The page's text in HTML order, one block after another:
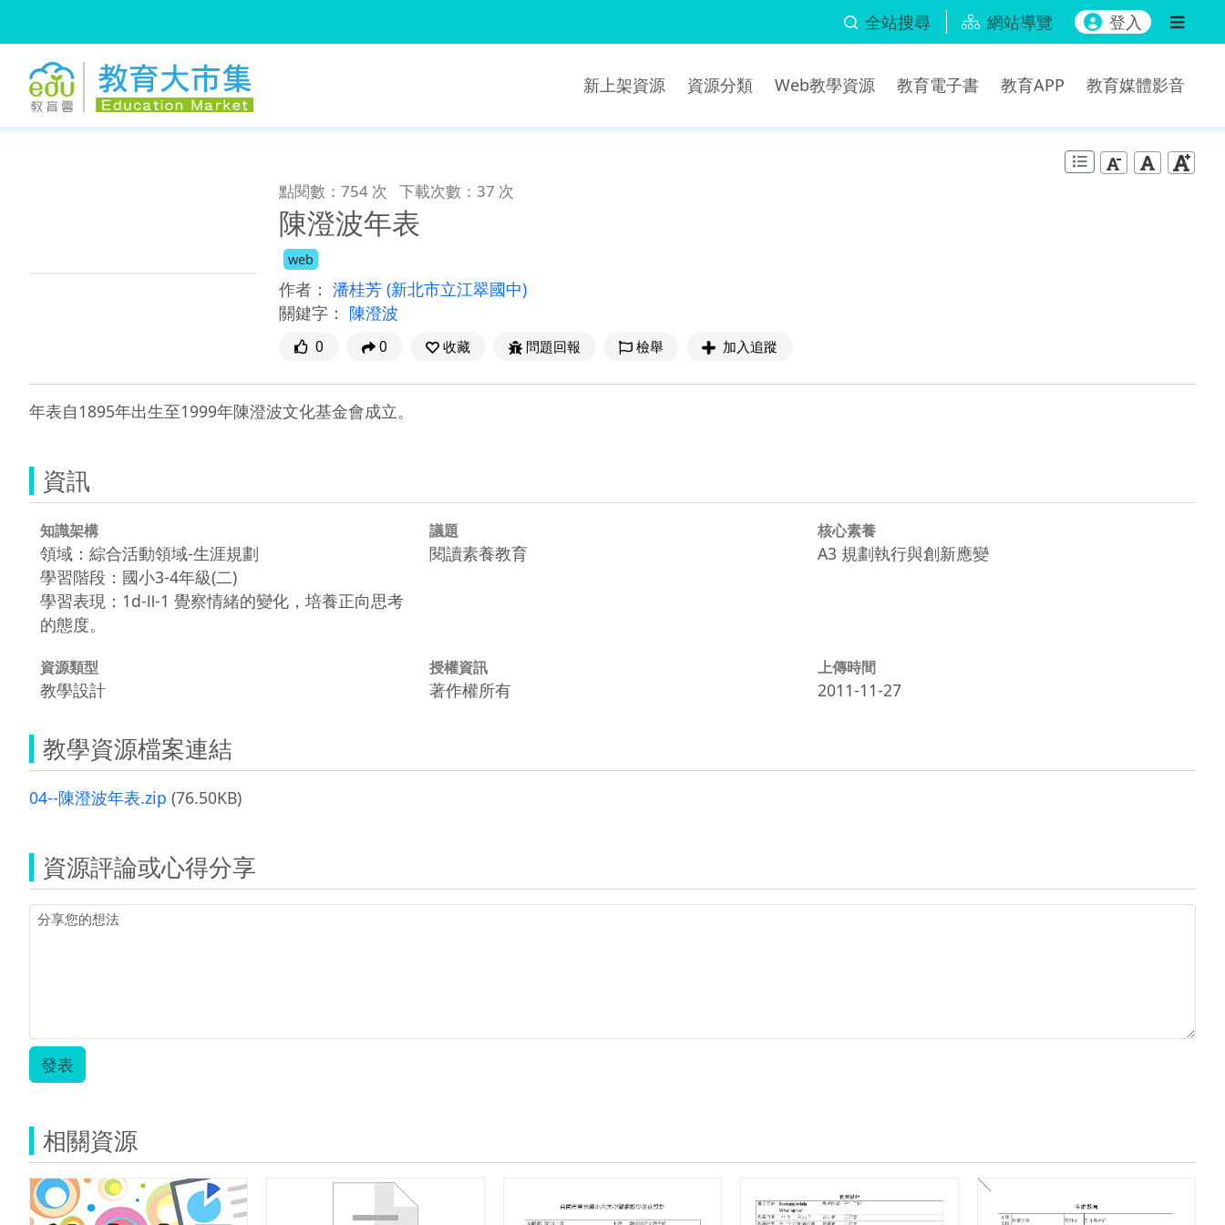
全站搜尋 網站導覽 登入
新上架資源 資源分類 Web教學資源 教育電子書 教育APP 教育媒體影音
點閱數：754 次 下載次數：37 次
陳澄波年表
web
作者： 潘桂芳 (新北市立江翠國中)
關鍵字： 陳澄波
0 0 收藏 問題回報 檢舉 加入追蹤
年表自1895年出生至1999年陳澄波文化基金會成立。
資訊
知識架構
領域：綜合活動領域-生涯規劃
學習階段：國小3-4年級(二)
學習表現：1d-Ⅱ-1 覺察情緒的變化，培養正向思考
的態度。
議題
閱讀素養教育
核心素養
A3 規劃執行與創新應變
資源類型
教學設計
授權資訊
著作權所有
上傳時間
2011-11-27
教學資源檔案連結
04--陳澄波年表.zip (76.50KB)
資源評論或心得分享
發表
相關資源